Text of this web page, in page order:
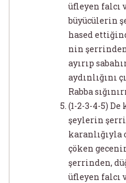
üfleyen falcı
büyücülerin
hased
nin
ayırıp
aydınlığını
Rabba
(1-2-3-4-5) De
şeylerin
karanlığıyla
çöken
şerrinden,
üfleyen falcı